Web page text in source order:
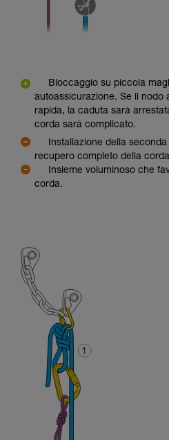
Bloccaggio su piccola
autoassicurazione. Se il nodo
rapida, la caduta sarà
corda sarà complicato.
Installazione della
recupero completo della
Insieme voluminoso che
corda.